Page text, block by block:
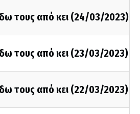
τους από κει (24/03/2023)
τους από κει (23/03/2023)
τους από κει (22/03/2023)